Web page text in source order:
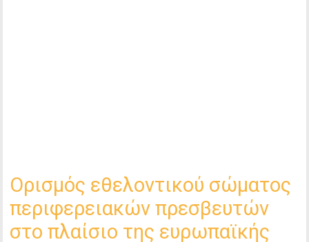
Ορισμός εθελοντικού σώματος
περιφερειακών πρεσβευτών
στο πλαίσιο της ευρωπαϊκής